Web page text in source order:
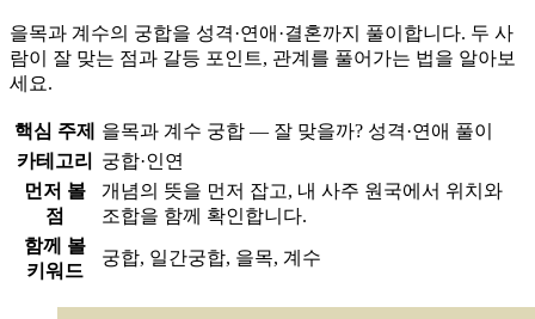
을목과 계수의 궁합을 성격·연애·결혼까지 풀이합니다. 두 사
람이 잘 맞는 점과 갈등 포인트, 관계를 풀어가는 법을 알아보
세요.
핵심 주제
을목과 계수 궁합 — 잘 맞을까? 성격·연애 풀이
카테고리
궁합·인연
먼저 볼
점
개념의 뜻을 먼저 잡고, 내 사주 원국에서 위치와
조합을 함께 확인합니다.
함께 볼
키워드
궁합, 일간궁합, 을목, 계수